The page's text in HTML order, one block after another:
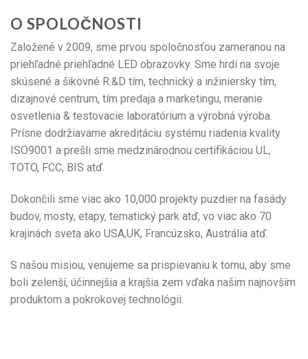
O SPOLOČNOSTI
Založené v 2009, sme prvou spoločnosťou zameranou na
priehľadné priehľadné LED obrazovky. Sme hrdí na svoje
skúsené a šikovné R.&D tím, technický a inžiniersky tím,
dizajnové centrum, tím predaja a marketingu, meranie
osvetlenia & testovacie laboratórium a výrobná výroba.
Prísne dodržiavame akreditáciu systému riadenia kvality
ISO9001 a prešli sme medzinárodnou certifikáciou UL,
TOTO, FCC, BIS atď.
Dokončili sme viac ako 10,000 projekty puzdier na fasády
budov, mosty, etapy, tematický park atď, vo viac ako 70
krajinách sveta ako USA,UK, Francúzsko, Austrália atď.
S našou misiou, venujeme sa prispievaniu k tomu, aby sme
boli zelenší, účinnejšia a krajšia zem vďaka našim najnovším
produktom a pokrokovej technológii.